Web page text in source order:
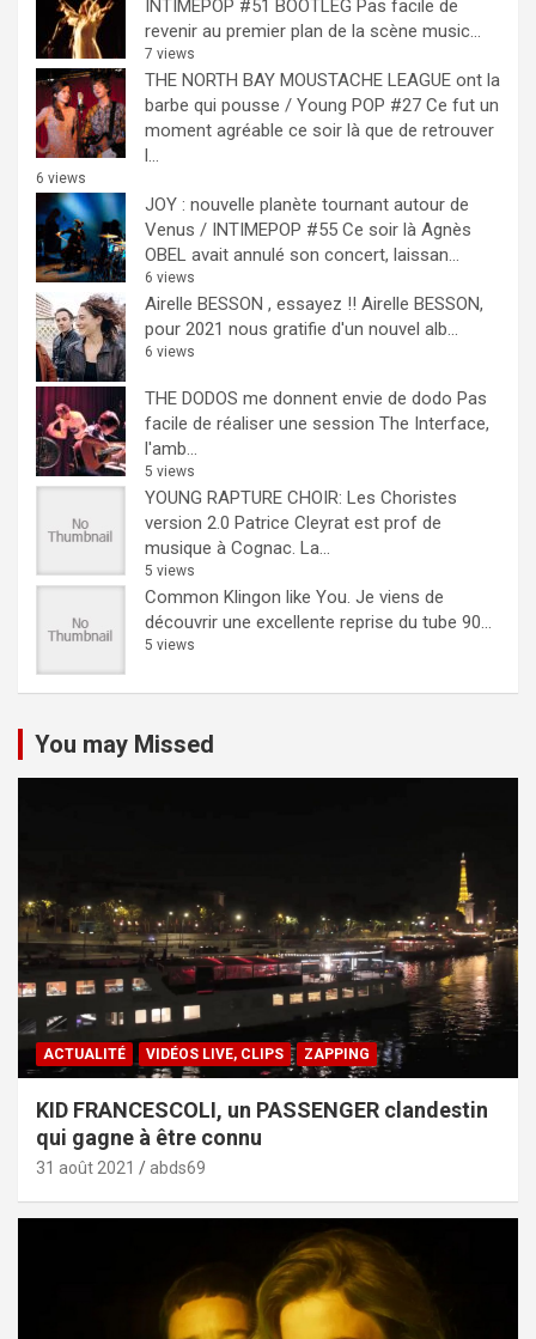
INTIMEPOP #51 BOOTLEG Pas facile de
revenir au premier plan de la scène music...
7 views
THE NORTH BAY MOUSTACHE LEAGUE ont la
barbe qui pousse / Young POP #27 Ce fut un
moment agréable ce soir là que de retrouver
l...
6 views
JOY : nouvelle planète tournant autour de
Venus / INTIMEPOP #55 Ce soir là Agnès
OBEL avait annulé son concert, laissan...
6 views
Airelle BESSON , essayez !! Airelle BESSON,
pour 2021 nous gratifie d'un nouvel alb...
6 views
THE DODOS me donnent envie de dodo Pas
facile de réaliser une session The Interface,
l'amb...
5 views
YOUNG RAPTURE CHOIR: Les Choristes
version 2.0 Patrice Cleyrat est prof de
musique à Cognac. La...
5 views
Common Klingon like You. Je viens de
découvrir une excellente reprise du tube 90...
5 views
You may Missed
ACTUALITÉ VIDÉOS LIVE, CLIPS ZAPPING
KID FRANCESCOLI, un PASSENGER clandestin
qui gagne à être connu
31 août 2021 abds69